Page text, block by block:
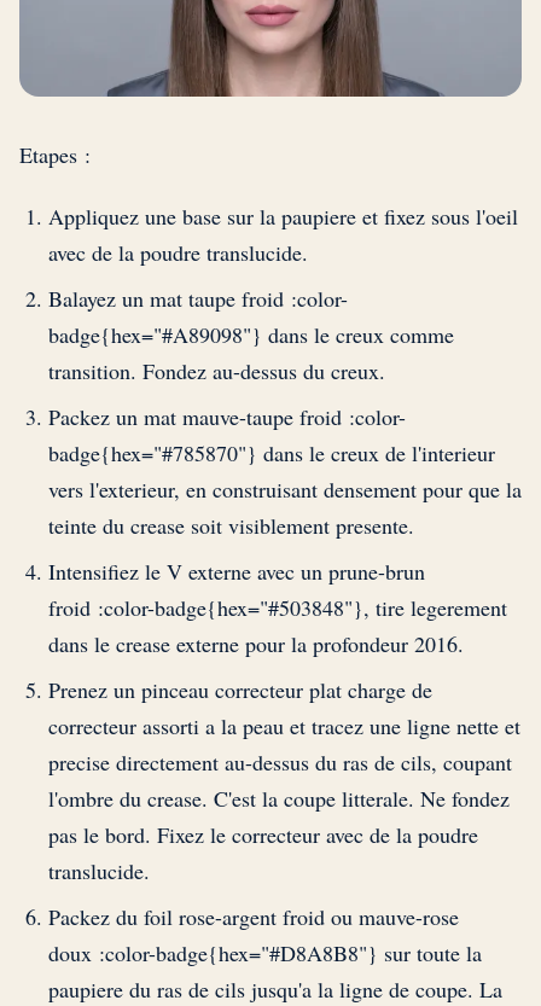
Etapes :
Appliquez une base sur la paupiere et fixez sous l'oeil
avec de la poudre translucide.
Balayez un mat taupe froid :color-
badge{hex="#A89098"} dans le creux comme
transition. Fondez au-dessus du creux.
Packez un mat mauve-taupe froid :color-
badge{hex="#785870"} dans le creux de l'interieur
vers l'exterieur, en construisant densement pour que la
teinte du crease soit visiblement presente.
Intensifiez le V externe avec un prune-brun
froid :color-badge{hex="#503848"}, tire legerement
dans le crease externe pour la profondeur 2016.
Prenez un pinceau correcteur plat charge de
correcteur assorti a la peau et tracez une ligne nette et
precise directement au-dessus du ras de cils, coupant
l'ombre du crease. C'est la coupe litterale. Ne fondez
pas le bord. Fixez le correcteur avec de la poudre
translucide.
Packez du foil rose-argent froid ou mauve-rose
doux :color-badge{hex="#D8A8B8"} sur toute la
paupiere du ras de cils jusqu'a la ligne de coupe. La